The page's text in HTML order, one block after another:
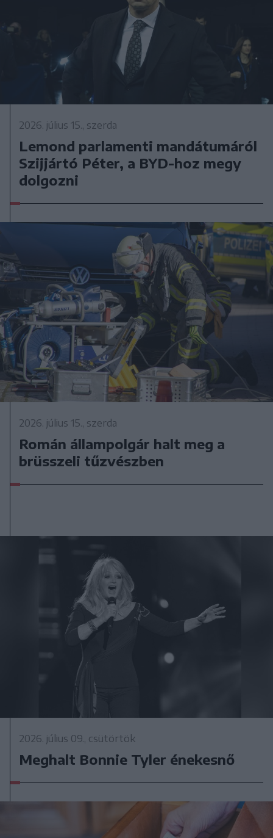
2026. július 15., szerda
Lemond parlamenti mandátumáról
Szijjártó Péter, a BYD-hoz megy
dolgozni
2026. július 15., szerda
Román állampolgár halt meg a
brüsszeli tűzvészben
2026. július 09., csütörtök
Meghalt Bonnie Tyler énekesnő